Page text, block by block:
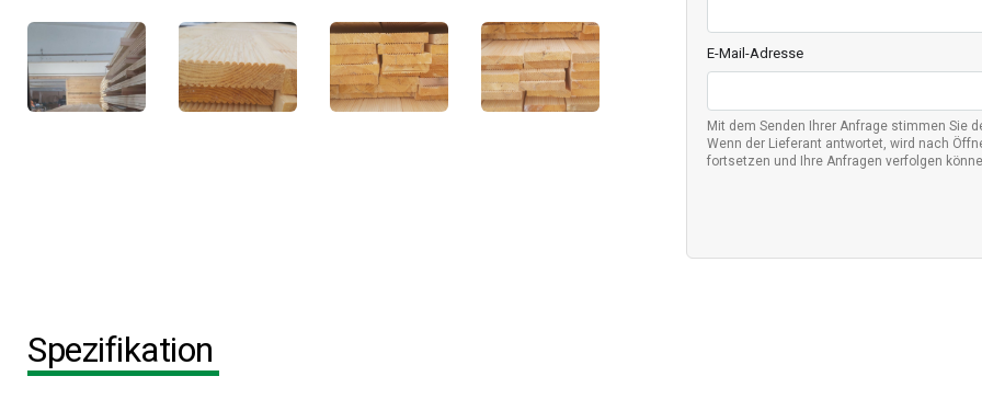
E-Mail-Adresse
Mit dem Senden Ihrer Anfrage stimmen Sie
Wenn der Lieferant antwortet, wird nach
fortsetzen und Ihre Anfragen verfolgen
Spezifikation